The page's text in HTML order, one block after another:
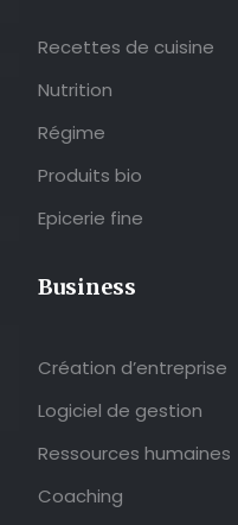
Recettes de cuisine
Nutrition
Régime
Produits bio
Epicerie fine
Business
Création d’entreprise
Logiciel de gestion
Ressources humaines
Coaching